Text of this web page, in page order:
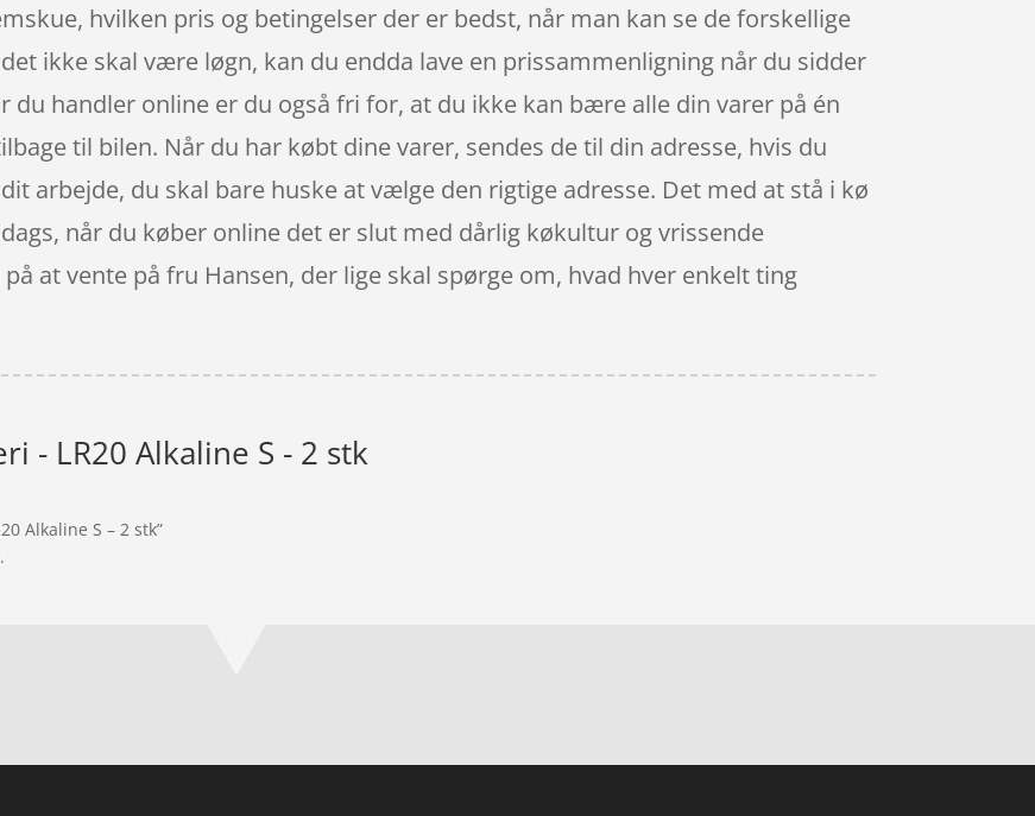
hvilken pris og betingelser der er bedst, når man kan se de forskellige
ikke skal være løgn, kan du endda lave en prissammenligning når du sidder
handler online er du også fri for, at du ikke kan bære alle din varer på én
til bilen. Når du har købt dine varer, sendes de til din adresse, hvis du
arbejde, du skal bare huske at vælge den rigtige adresse. Det med at stå i kø
når du køber online det er slut med dårlig køkultur og vrissende
at vente på fru Hansen, der lige skal spørge om, hvad hver enkelt ting
- LR20 Alkaline S - 2 stk
Alkaline S – 2 stk”